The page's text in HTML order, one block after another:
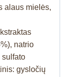
alaus mielės,
natrio
sulfato
gysločių